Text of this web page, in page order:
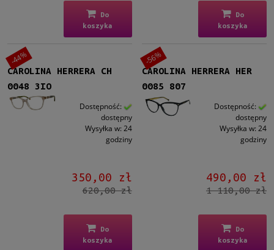
Do
koszyka
Do
koszyka
CAROLINA HERRERA CH
0048 3IO
Dostępność:
dostępny
Wysyłka w: 24
godziny
350,00 zł
620,00 zł
Do
koszyka
-44%
CAROLINA HERRERA HER
0085 807
Dostępność:
dostępny
Wysyłka w: 24
godziny
490,00 zł
1 110,00 zł
Do
koszyka
-56%